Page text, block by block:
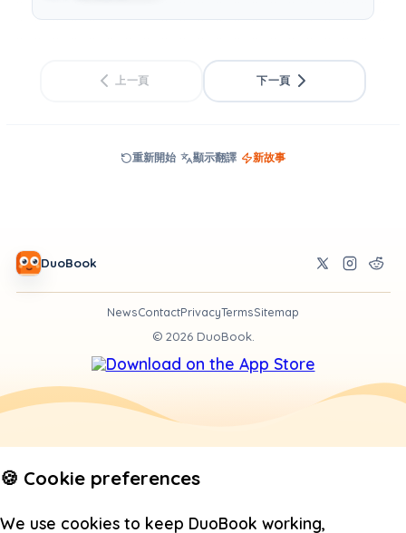
上一頁 下一頁
重新開始 顯示翻譯 新故事
DuoBook
NewsContactPrivacyTermsSitemap
© 2026DuoBook.
🍪 Cookie preferences
We use cookies to keep DuoBook working,